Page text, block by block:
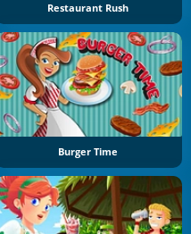
Restaurant Rush
Burger Time